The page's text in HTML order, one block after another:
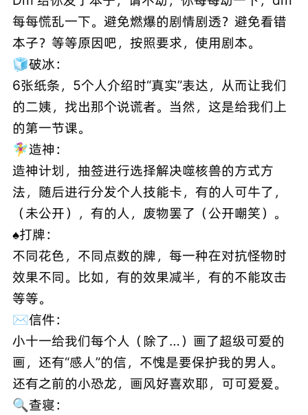
每每慌乱一下。避免燃爆的剧情剧透？避免看错
本子？等等原因吧，按照要求，使用剧本。
🧊破冰：
6张纸条，5个人介绍时“真实”表达，从而让我们
的二姨，找出那个说谎者。当然，这是给我们上
的第一节课。
🧚‍♀️造神：
造神计划，抽签进行选择解决噬核兽的方式方
法，随后进行分发个人技能卡，有的人可牛了，
（未公开），有的人，废物罢了（公开嘲笑）。
♠️打牌：
不同花色，不同点数的牌，每一种在对抗怪物时
效果不同。比如，有的效果减半，有的不能攻击
等等。
✉️信件：
小十一给我们每个人（除了…）画了超级可爱的
画，还有“感人”的信，不愧是要保护我的男人。
还有之前的小恐龙，画风好喜欢耶，可可爱爱。
🔍查寝：